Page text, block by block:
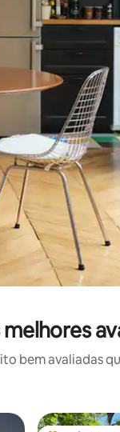
e para baixo do
bem avaliadas